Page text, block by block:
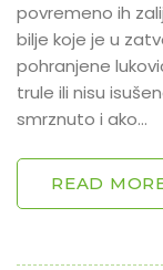
povremeno ih
bilje koje je u
pohranjene
trule ili nisu
smrznuto i ako…
READ